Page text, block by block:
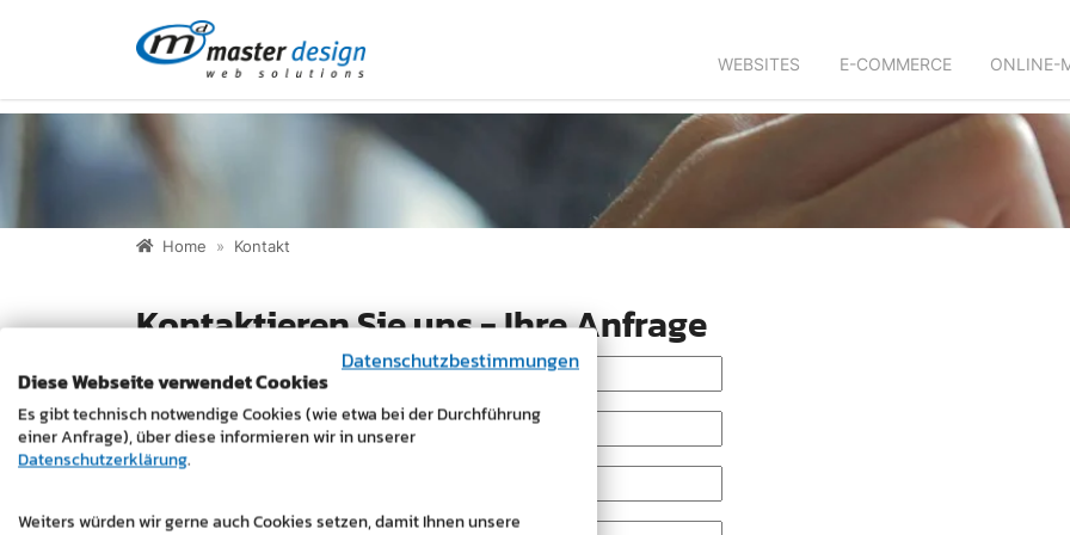
WEBSITES E-COMMERCE ONLINE-
Home Kontakt
Kontaktieren Sie uns - Ihre Anfrage
Name
E-mail*
Datenschutzbestimmungen
Diese Webseite verwendet Cookies
Es gibt technisch notwendige Cookies (wie etwa bei der Durchführung
einer Anfrage), über diese informieren wir in unserer
Datenschutzerklärung.
Weiters würden wir gerne auch Cookies setzen, damit Ihnen unsere